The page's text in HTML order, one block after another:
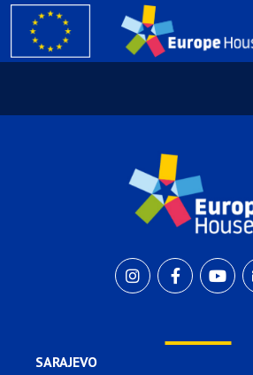
SARAJEVO